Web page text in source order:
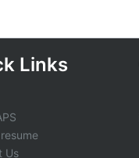
Links
Us